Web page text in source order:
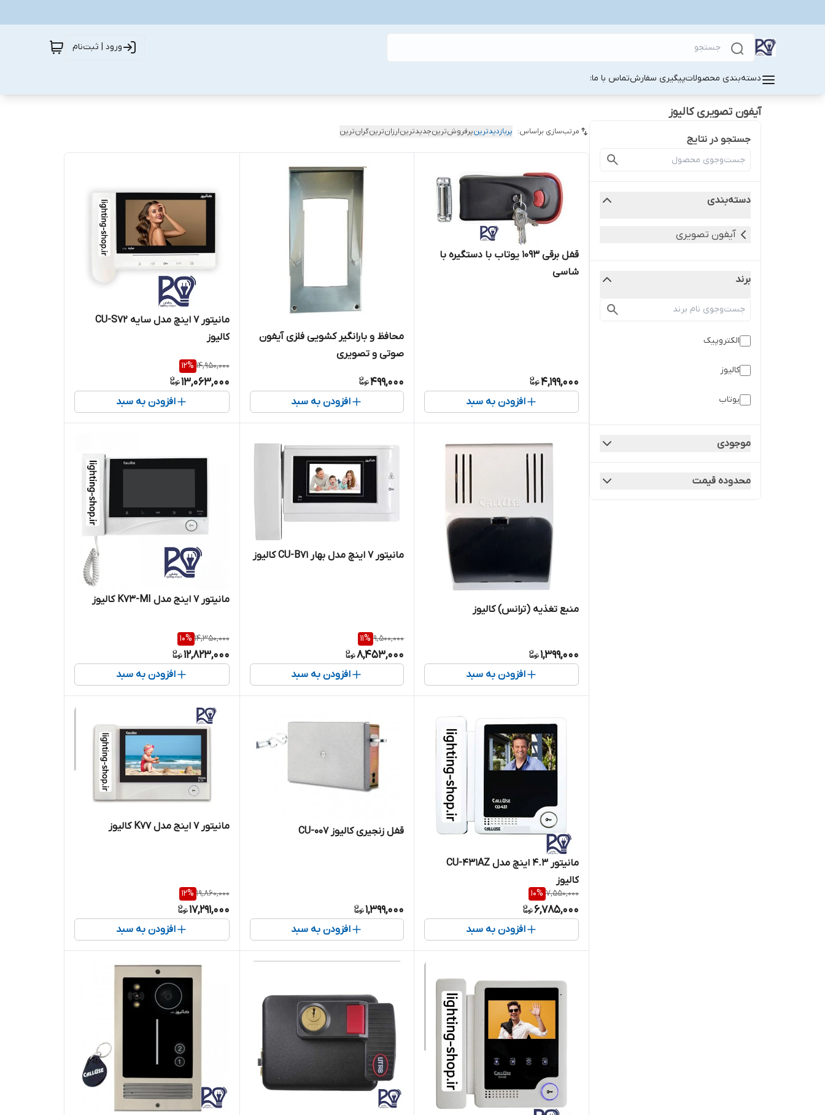
ورود | ثبت‌نام
دسته‌بندی محصولاتپیگیری سفارشتماس با ما:
آیفون تصویری کالیوز
جستجو در نتایج
دسته‌بندی
آیفون تصویری
برند
الکتروپیک
کالیوز
یوتاب
موجودی
محدوده قیمت
مرتب‌سازی براساس: پربازدیدترینپرفروش‌ترینجدیدترینارزان‌ترینگران‌ترین
قفل برقی ۱۰۹۳ یوتاب با دستگیره با
شاسی
4,199,000
افزودن به سبد
محافظ و بارانگیر کشویی فلزی آیفون
صوتی و تصویری
499,000
افزودن به سبد
مانیتور 7 اینچ مدل سایه CU-S72
کالیوز
14,950,000
12%
13,063,000
افزودن به سبد
منبع تغذیه (ترانس) کالیوز
1,399,000
افزودن به سبد
مانیتور ۷ اینچ مدل بهار CU-B71 کالیوز
9,500,000
11%
8,453,000
افزودن به سبد
مانیتور ۷ اینج مدل K73-MI کالیوز
14,350,000
10%
12,823,000
افزودن به سبد
مانیتور 4.3 اینچ مدل CU-431AZ
کالیوز
7,550,000
10%
6,785,000
افزودن به سبد
قفل زنجیری کالیوز CU-007
1,399,000
افزودن به سبد
مانیتور ۷ اینج مدل K77 کالیوز
19,860,000
12%
17,291,000
افزودن به سبد